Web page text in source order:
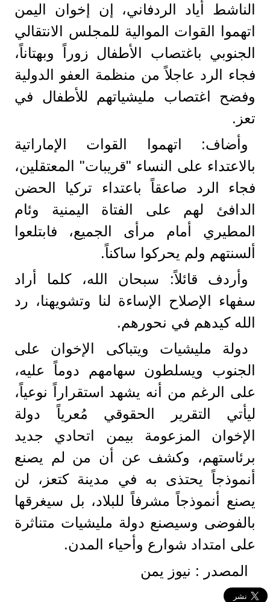
الناشط أياد الردفاني، إن إخوان اليمن
اتهموا القوات الموالية للمجلس الانتقالي
الجنوبي باغتصاب الأطفال زوراً وبهتاناً،
فجاء الرد عاجلاً من منظمة العفو الدولية
وفضح اغتصاب مليشياتهم للأطفال في
تعز.
وأضاف: اتهموا القوات الإماراتية
بالاعتداء على النساء "قريبات" المعتقلين،
فجاء الرد صاعقاً باعتداء تركيا الحضن
الدافئ لهم على الفتاة اليمنية وئام
المطيري أمام مرأى الجميع، فابتلعوا
ألسنتهم ولم يحركوا ساكناً.
وأردف قائلاً: سبحان الله، كلما أراد
سفهاء الإصلاح الإساءة لنا وتشويهنا، رد
الله كيدهم في نحورهم.
دولة مليشيات ويتباكى الإخوان على
الجنوب ويسلطون سهامهم دوماً عليه،
على الرغم من أنه يشهد استقراراً نوعياً،
ليأتي التقرير الحقوقي مُعرياً دولة
الإخوان المزعومة بيمن اتحادي جديد
برئاستهم، وكشف عن أن من لم يصنع
أنموذجاً يحتذى به في مدينة كتعز، لن
يصنع أنموذجاً مشرفاً للبلاد، بل سيغرقها
بالفوضى وسيصنع دولة مليشيات متناثرة
على امتداد شوارع وأحياء المدن.
المصدر : نيوز يمن